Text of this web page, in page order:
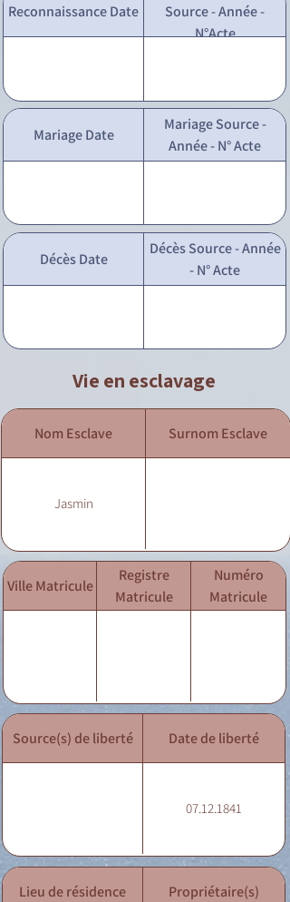
Reconnaissance Date
Source - Année -
N°Acte
Mariage Date
Mariage Source -
Année - N° Acte
Décès Date
Décès Source - Année
- N° Acte
Vie en esclavage
Nom Esclave Surnom Esclave
Jasmin
Ville Matricule
Registre
Matricule
Numéro
Matricule
Source(s) de liberté Date de liberté
07.12.1841
Lieu de résidence Propriétaire(s)